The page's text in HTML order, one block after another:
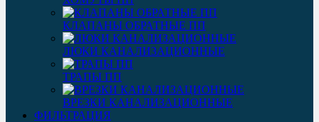
КЛАПАНЫ ОБРАТНЫЕ ПП
ЛЮКИ КАНАЛИЗАЦИОННЫЕ
ТРАПЫ ПП
ВРЕЗКИ КАНАЛИЗАЦИОННЫЕ
ФИЛЬТРАЦИЯ